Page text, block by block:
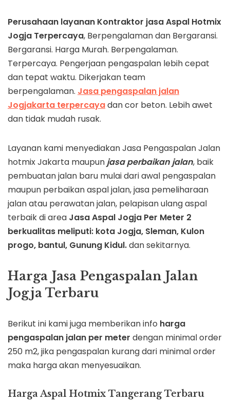
Perusahaan layanan Kontraktor jasa Aspal Hotmix
Jogja Terpercaya, Berpengalaman dan Bergaransi.
Bergaransi. Harga Murah. Berpengalaman.
Terpercaya. Pengerjaan pengaspalan lebih cepat
dan tepat waktu. Dikerjakan team
berpengalaman. Jasa pengaspalan jalan
Jogjakarta terpercayadan cor beton. Lebih awet
dan tidak mudah rusak.
Layanan kami menyediakan Jasa Pengaspalan Jalan
hotmix Jakarta maupun jasa perbaikan jalan, baik
pembuatan jalan baru mulai dari awal pengaspalan
maupun perbaikan aspal jalan, jasa pemeliharaan
jalan atau perawatan jalan, pelapisan ulang aspal
terbaik di area Jasa Aspal Jogja Per Meter 2
berkualitas meliputi: kota Jogja, Sleman, Kulon
progo, bantul, Gunung Kidul.dan sekitarnya.
Harga Jasa Pengaspalan Jalan
Jogja Terbaru
Berikut ini kami juga memberikan info harga
pengaspalan jalan per meter dengan minimal order
250 m2, jika pengaspalan kurang dari minimal order
maka harga akan menyesuaikan.
Harga Aspal Hotmix Tangerang Terbaru